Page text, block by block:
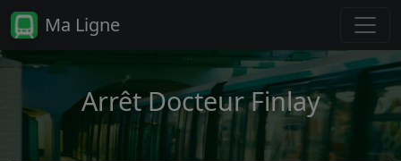
Ma Ligne
Arrêt Docteur Finlay